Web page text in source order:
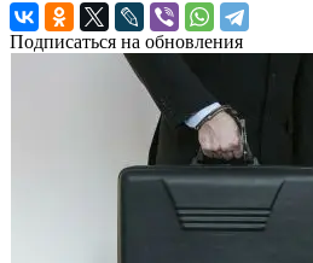
Подписаться на обновления